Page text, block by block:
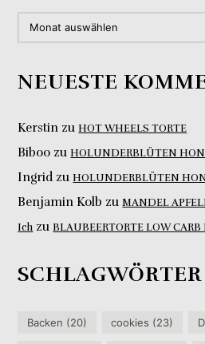
NEUESTE
Kerstin zuHOT WHEELS TORTE
Biboo zuHOLUNDERBLÜTEN
Ingrid zuHOLUNDERBLÜTEN
Benjamin Kolb zu MANDEL
Ich zuBLAUBEERTORTE LOW CARB
SCHLAGWÖRTER
Backen (20) cookies (23)